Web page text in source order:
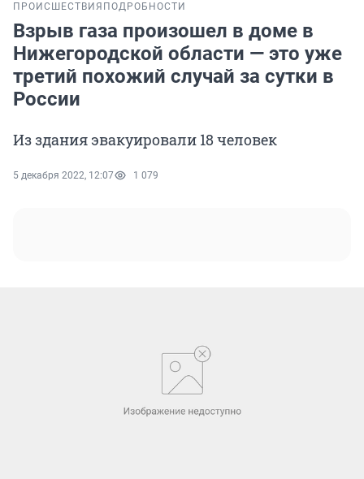
ПРОИСШЕСТВИЯ ПОДРОБНОСТИ
Взрыв газа произошел в доме в
Нижегородской области — это уже
третий похожий случай за сутки в
России
Из здания эвакуировали 18 человек
5 декабря 2022, 12:07 1 079